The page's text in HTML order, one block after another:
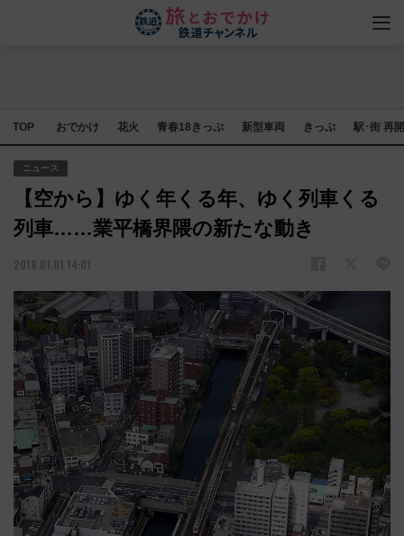
TOP おでかけ 花火 青春18きっぷ 新型車両 きっぷ 駅･街 再
ニュース
【空から】ゆく年くる年、ゆく列車くる
列車……業平橋界隈の新たな動き
2018.01.01 14:01